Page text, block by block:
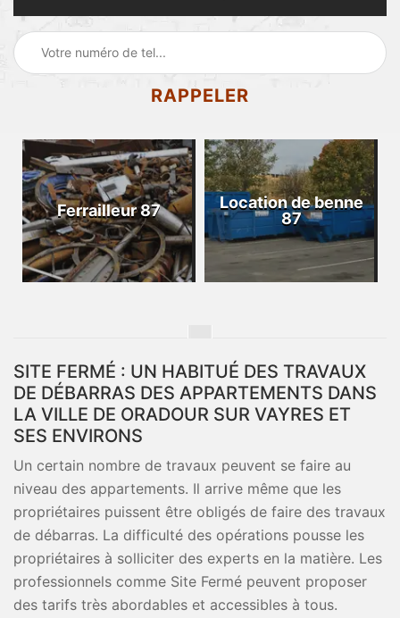
Ferrailleur 87
Location de benne
87
SITE FERMÉ : UN HABITUÉ DES TRAVAUX
DE DÉBARRAS DES APPARTEMENTS DANS
LA VILLE DE ORADOUR SUR VAYRES ET
SES ENVIRONS
Un certain nombre de travaux peuvent se faire au
niveau des appartements. Il arrive même que les
propriétaires puissent être obligés de faire des travaux
de débarras. La difficulté des opérations pousse les
propriétaires à solliciter des experts en la matière. Les
professionnels comme Site Fermé peuvent proposer
des tarifs très abordables et accessibles à tous.